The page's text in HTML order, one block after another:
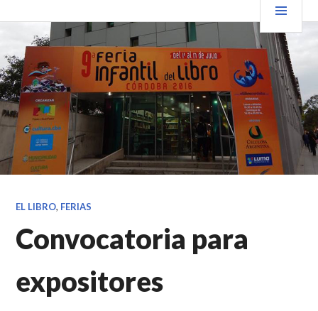
al
contenido.
VENDER+LIBROS NOTICIAS
EL LIBRO, FERIAS
Convocatoria para
expositores